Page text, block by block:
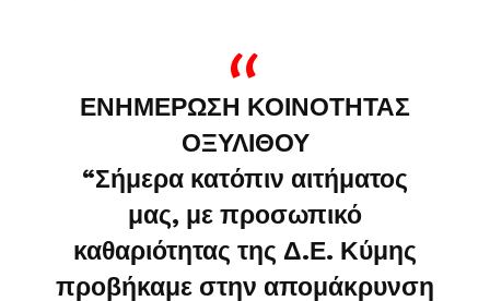
ΕΝΗΜΕΡΩΣΗ ΚΟΙΝΟΤΗΤΑΣ
ΟΞΥΛΙΘΟΥ
“Σήμερα κατόπιν αιτήματος
μας, με προσωπικό
καθαριότητας της Δ.Ε. Κύμης
προβήκαμε στην απομάκρυνση